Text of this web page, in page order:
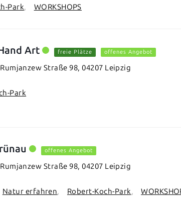
Park WORKSHOPS
Art freie Plätze offenes Angebot
Straße 98, 04207 Leipzig
Park
offenes Angebot
Straße 98, 04207 Leipzig
Natur erfahren Robert-Koch-Park